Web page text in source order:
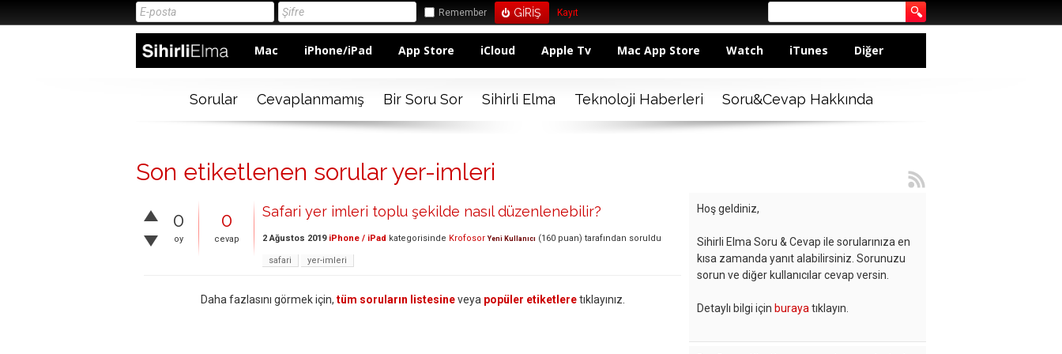
Remember Kayıt
Mac iPhone/iPad App Store iCloud Apple Tv Mac App Store Watch iTunes Diğer
Sorular Cevaplanmamış Bir Soru Sor Sihirli Elma Teknoloji Haberleri Soru&Cevap Hakkında
Son etiketlenen sorular yer-imleri
0
oy
0
cevap
Safari yer imleri toplu şekilde nasıl düzenlenebilir?
2 Ağustos 2019 iPhone / iPad kategorisinde Krofosor Yeni Kullanıcı (160 puan) tarafından soruldu
safari yer-imleri
Daha fazlasını görmek için, tüm soruların listesineveya popüler etiketleretıklayınız.
Hoş geldiniz,
Sihirli Elma Soru & Cevap ile sorularınıza en
kısa zamanda yanıt alabilirsiniz. Sorunuzu
sorun ve diğer kullanıcılar cevap versin.
Detaylı bilgi için buraya tıklayın.